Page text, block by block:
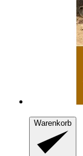
Warenkorb